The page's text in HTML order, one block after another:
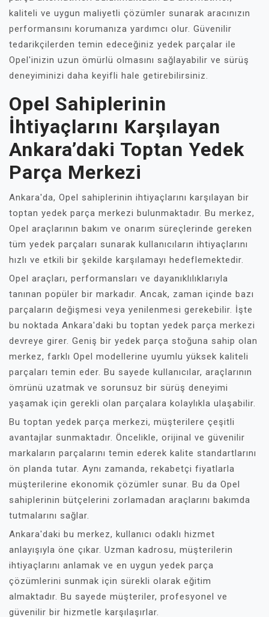
kaliteli ve uygun maliyetli çözümler sunarak aracınızın
performansını korumanıza yardımcı olur. Güvenilir
tedarikçilerden temin edeceğiniz yedek parçalar ile
Opel'inizin uzun ömürlü olmasını sağlayabilir ve sürüş
deneyiminizi daha keyifli hale getirebilirsiniz.
Opel Sahiplerinin
İhtiyaçlarını Karşılayan
Ankara’daki Toptan Yedek
Parça Merkezi
Ankara'da, Opel sahiplerinin ihtiyaçlarını karşılayan bir
toptan yedek parça merkezi bulunmaktadır. Bu merkez,
Opel araçlarının bakım ve onarım süreçlerinde gereken
tüm yedek parçaları sunarak kullanıcıların ihtiyaçlarını
hızlı ve etkili bir şekilde karşılamayı hedeflemektedir.
Opel araçları, performansları ve dayanıklılıklarıyla
tanınan popüler bir markadır. Ancak, zaman içinde bazı
parçaların değişmesi veya yenilenmesi gerekebilir. İşte
bu noktada Ankara'daki bu toptan yedek parça merkezi
devreye girer. Geniş bir yedek parça stoğuna sahip olan
merkez, farklı Opel modellerine uyumlu yüksek kaliteli
parçaları temin eder. Bu sayede kullanıcılar, araçlarının
ömrünü uzatmak ve sorunsuz bir sürüş deneyimi
yaşamak için gerekli olan parçalara kolaylıkla ulaşabilir.
Bu toptan yedek parça merkezi, müşterilere çeşitli
avantajlar sunmaktadır. Öncelikle, orijinal ve güvenilir
markaların parçalarını temin ederek kalite standartlarını
ön planda tutar. Aynı zamanda, rekabetçi fiyatlarla
müşterilerine ekonomik çözümler sunar. Bu da Opel
sahiplerinin bütçelerini zorlamadan araçlarını bakımda
tutmalarını sağlar.
Ankara'daki bu merkez, kullanıcı odaklı hizmet
anlayışıyla öne çıkar. Uzman kadrosu, müşterilerin
ihtiyaçlarını anlamak ve en uygun yedek parça
çözümlerini sunmak için sürekli olarak eğitim
almaktadır. Bu sayede müşteriler, profesyonel ve
güvenilir bir hizmetle karşılaşırlar.